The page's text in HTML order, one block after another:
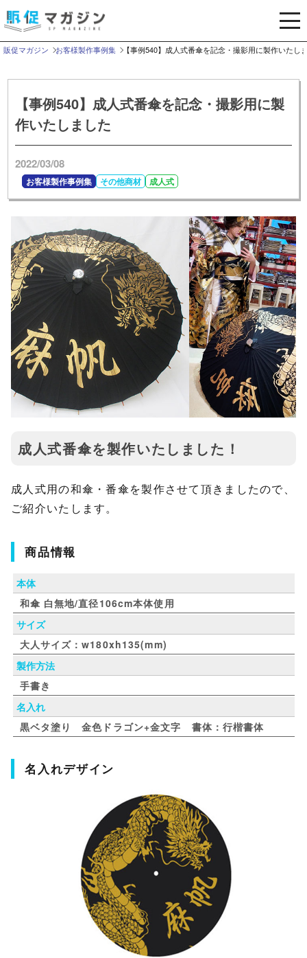
メ
ニ
ュ
ー
く
販促マガジン お客様製作事例集 【事例540】成人式番傘を記念・撮影用に製作いたし
【事例540】成人式番傘を記念・撮影用に製
作いたしました
2022/03/08
お客様製作事例集 その他商材 成人式
成人式番傘を製作いたしました！
成人式用の和傘・番傘を製作させて頂きましたので、
ご紹介いたします。
商品情報
本体
和傘 白無地/直径106cm本体使用
サイズ
大人サイズ：w180xh135(mm)
製作方法
手書き
名入れ
黒ベタ塗り 金色ドラゴン+金文字 書体：行楷書体
名入れデザイン